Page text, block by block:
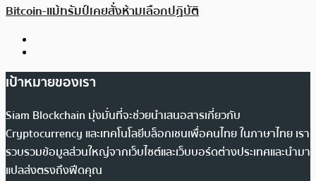
Bitcoin-แม้ทรัมป์เคยสั่งห้ามเลือกปฏิบัติ
เป้าหมายของเรา
Siam Blockchain มุ่งมั่นที่จะช่วยนำเสนอสารเกี่ยวกับ
Cryptocurrency และเทคโนโลยีบล็อกเชนเพื่อคนไทย ในภาษาไทย เรา
รวบรวมข้อมูลส่วนใหญ่จากเว็บไซต์และเว็บบอร์ดต่างประเทศและนำมา
แปลส่งตรงถึงฟีดคุณ